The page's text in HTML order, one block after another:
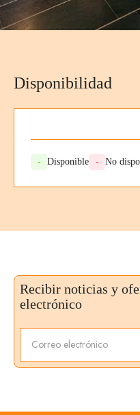
Disponibilidad
- Disponible - No
Recibir noticias y
electrónico